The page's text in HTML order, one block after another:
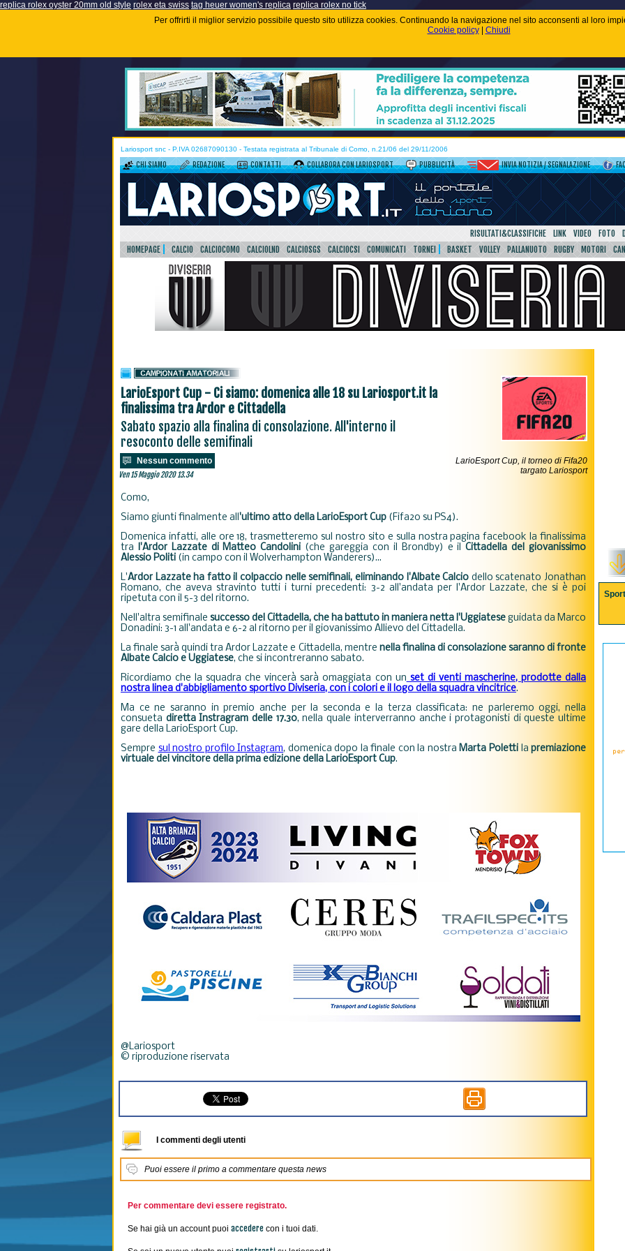
replica rolex oyster 20mm old style rolex eta swiss tag heuer women's replica replica rolex no tick
Per offrirti il miglior servizio possibile questo sito utilizza cookies. Continuando la navigazione nel sito acconsenti al loro
Cookie policy| Chiudi
Lariosport snc - P.IVA 02687090130 - Testata registrata al Tribunale di Como, n.21/06 del 29/11/2006
CHI SIAMO REDAZIONE CONTATTI COLLABORA CON LARIOSPORT PUBBLICITÀ INVIA NOTIZIA / SEGNALAZIONE
RISULTATI&CLASSIFICHE LINK VIDEO FOTO
HOMEPAGE
CALCIO CALCIOCOMO CALCIOLND CALCIOSGS CALCIOCSI COMUNICATI TORNEI BASKET VOLLEY PALLANUOTO RUGBY MOTORI
LarioEsport Cup - Ci siamo: domenica alle 18 su Lariosport.it la
finalissima tra Ardor e Cittadella
Sabato spazio alla finalina di consolazione. All'interno il
resoconto delle semifinali
Nessun commento
Ven 15 Maggio 2020 13.34
LarioEsport Cup, il torneo di Fifa20
targato Lariosport
Como,
Siamo giunti finalmente all'ultimo atto della LarioEsport Cup (Fifa20 su PS4).
Domenica infatti, alle ore 18, trasmetteremo sul nostro sito e sulla nostra pagina facebook la finalissima
tra l'Ardor Lazzate di Matteo Candolini (che gareggia con il Brondby) e ilCittadella del giovanissimo
Alessio Politi (in campo con il Wolverhampton Wanderers)...
L'Ardor Lazzate ha fatto il colpaccio nelle semifinali, eliminando l'Albate Calcio dello scatenato Jonathan
Romano, che aveva stravinto tutti i turni precedenti: 3-2 all'andata per l'Ardor Lazzate, che si è poi
ripetuta con il 5-3 del ritorno.
Nell'altra semifinale successo del Cittadella, che ha battuto in maniera netta l'Uggiatese guidata da Marco
Donadini: 3-1 all'andata e 6-2 al ritorno per il giovanissimo Allievo del Cittadella.
La finale sarà quindi tra Ardor Lazzate e Cittadella, mentre nella finalina di consolazione saranno di fronte
Albate Calcio e Uggiatese, che si incontreranno sabato.
Ricordiamo che la squadra che vincerà sarà omaggiata con un set di venti mascherine, prodotte dalla
nostra linea d'abbigliamento sportivo Diviseria, con i colori e il logo della squadra vincitrice.
Ma ce ne saranno in premio anche per la seconda e la terza classificata: ne parleremo oggi, nella
consueta diretta Instragram delle 17.30, nella quale interverranno anche i protagonisti di queste ultime
gare della LarioEsport Cup.
Sempre sul nostro profilo Instagram, domenica dopo la finale con la nostraMarta Polettila premiazione
virtuale del vincitore della prima edizione della LarioEsport Cup.
@Lariosport
© riproduzione riservata
I commenti degli utenti
Puoi essere il primo a commentare questa news
Per commentare devi essere registrato.
Se hai già un account puoi accedere con i tuoi dati.
Sport